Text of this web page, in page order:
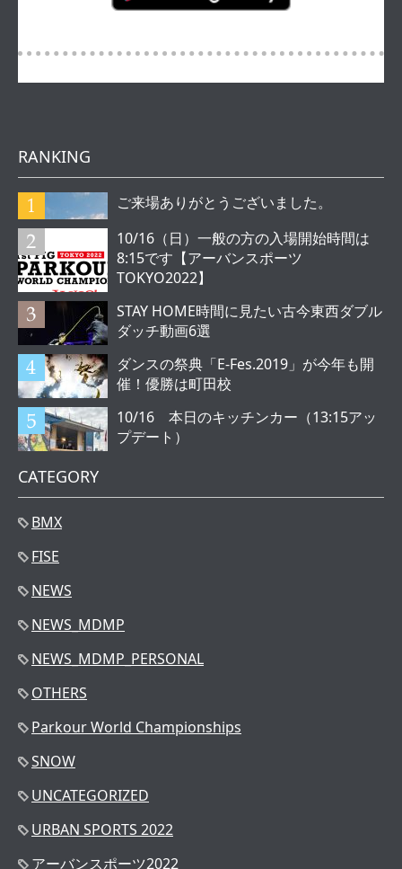
RANKING
ご来場ありがとうございました。
10/16（日）一般の方の入場開始時間は
8:15です【アーバンスポーツ
TOKYO2022】
STAY HOME時間に見たい古今東西ダブル
ダッチ動画6選
ダンスの祭典「E-Fes.2019」が今年も開
催！優勝は町田校
10/16 本日のキッチンカー（13:15アッ
プデート）
CATEGORY
BMX
FISE
NEWS
NEWS_MDMP
NEWS_MDMP_PERSONAL
OTHERS
Parkour World Championships
SNOW
UNCATEGORIZED
URBAN SPORTS 2022
アーバンスポーツ2022